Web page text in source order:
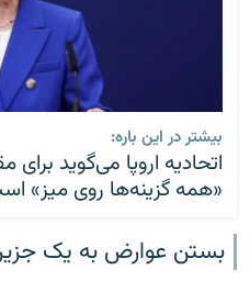
بیشتر در این باره:
اتحادیه اروپا می‌گوید برای
«همه گزینه‌ها روی میز»
بستن عوارض به یک